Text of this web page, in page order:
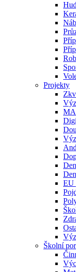
Projekty
EU
Školní